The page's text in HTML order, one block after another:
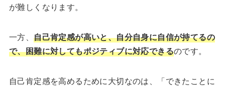
が難しくなります。
一方、自己肯定感が高いと、自分自身に自信が持てるの
で、困難に対してもポジティブに対応できるのです。
自己肯定感を高めるために大切なのは、「できたことに